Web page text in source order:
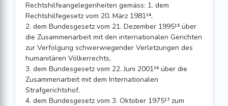
Rechtshilfeangelegenheiten gemäss: 1. dem
Rechtshilfegesetz vom 20. März 1981¹⁴,
2. dem Bundesgesetz vom 21. Dezember 1995¹⁵ über
die Zusammenarbeit mit den internationalen Gerichten
zur Verfolgung schwerwiegender Verletzungen des
humanitären Völkerrechts,
3. dem Bundesgesetz vom 22. Juni 2001¹⁶ über die
Zusammenarbeit mit dem Internationalen
Strafgerichtshof,
4. dem Bundesgesetz vom 3. Oktober 1975¹⁷ zum